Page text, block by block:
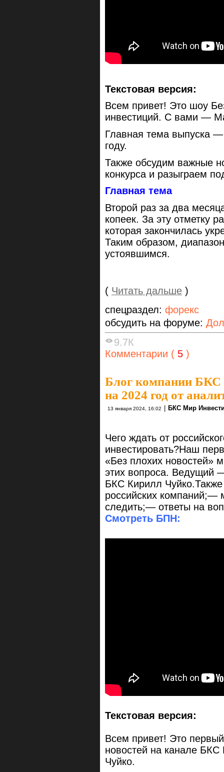
Текстовая версия:
Всем привет! Это шоу
инвестиций. С вами —
Главная тема выпуска
году.
Также обсудим важные
конкурса и разыграем
Главная тема
Второй раз за два
копеек. За эту отметку
которая закончилась
Таким образом,
устоявшимся.
( Читать дальше )
спецраздел: форекс
обсудить на форуме:
9.7К
Комментарии ( 5 )
Блог компании БКС
на 2024 год от
13 января 2024, 16:02 | БКС Мир
Чего ждать от
инвестировать?Наш
«Без плохих новостей»
этих вопроса. Ведущий
БКС Кирилл
российских компаний;—
следить;— ответы на
Смотреть БПН:
Текстовая версия:
Всем привет! Это
новостей на канале
Чуйко.